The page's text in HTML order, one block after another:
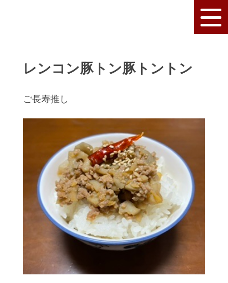
レンコン豚トン豚トントン
ご長寿推し